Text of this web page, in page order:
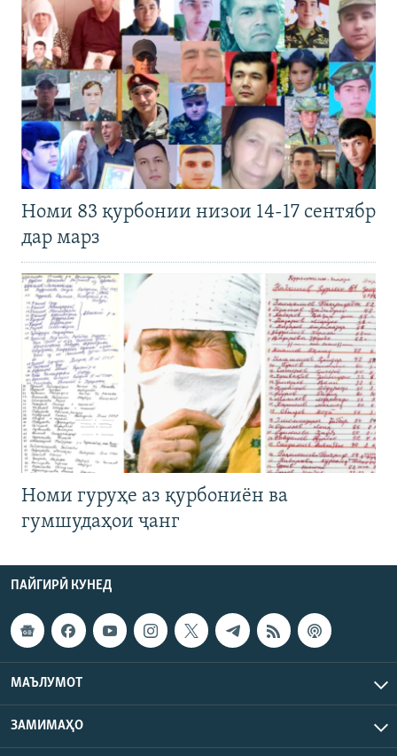
Номи 83 қурбонии низои 14-17 сентябр
дар марз
Номи гуруҳе аз қурбониён ва
гумшудаҳои ҷанг
ПАЙГИРӢ КУНЕД
МАЪЛУМОТ
ЗАМИМАҲО